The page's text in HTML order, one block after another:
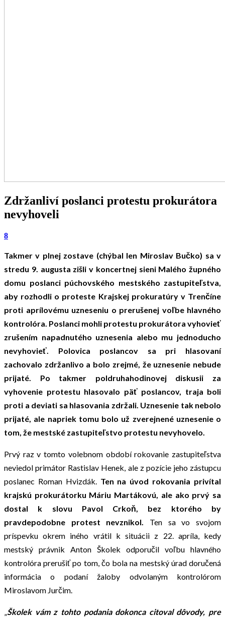
Zdržanliví poslanci protestu prokurátora
nevyhoveli
8
Takmer v plnej zostave (chýbal len Miroslav Bučko) sa v
stredu 9. augusta zišli v koncertnej sieni Malého župného
domu poslanci púchovského mestského zastupiteľstva,
aby rozhodli o proteste Krajskej prokuratúry v Trenčíne
proti aprílovému uzneseniu o prerušenej voľbe hlavného
kontrolóra. Poslanci mohli protestu prokurátora vyhovieť
zrušením napadnutého uznesenia alebo mu jednoducho
nevyhovieť. Polovica poslancov sa pri hlasovaní
zachovalo zdržanlivo a bolo zrejmé, že uznesenie nebude
prijaté. Po takmer poldruhahodinovej diskusii za
vyhovenie protestu hlasovalo päť poslancov, traja boli
proti a deviati sa hlasovania zdržali. Uznesenie tak nebolo
prijaté, ale napriek tomu bolo už zverejnené uznesenie o
tom, že mestské zastupiteľstvo protestu nevyhovelo.
Prvý raz v tomto volebnom období rokovanie zastupiteľstva
neviedol primátor Rastislav Henek, ale z pozície jeho zástupcu
poslanec Roman Hvizdák. Ten na úvod rokovania privítal
krajskú prokurátorku Máriu Martákovú, ale ako prvý sa
dostal k slovu Pavol Crkoň, bez ktorého by
pravdepodobne protest nevznikol. Ten sa vo svojom
príspevku okrem iného vrátil k situácii z 22. apríla, kedy
mestský právnik Anton Školek odporučil voľbu hlavného
kontrolóra prerušiť po tom, čo bola na mestský úrad doručená
informácia o podaní žaloby odvolaným kontrolórom
Miroslavom Jurčim.
„Školek vám z tohto podania dokonca citoval dôvody, pre